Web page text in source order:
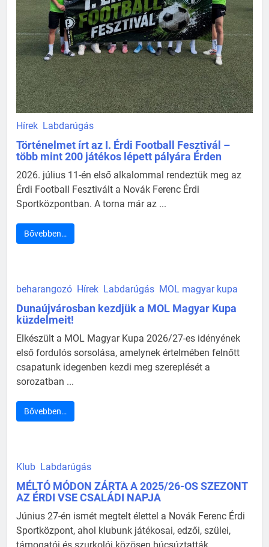
Hírek Labdarúgás
Történelmet írt az I. Érdi Football Fesztivál –
több mint 200 játékos lépett pályára Érden
2026. július 11-én első alkalommal rendeztük meg az
Érdi Football Fesztivált a Novák Ferenc Érdi
Sportközpontban. A torna már az ...
Bővebben…
beharangozó Hírek Labdarúgás MOL magyar kupa
Dunaújvárosban kezdjük a MOL Magyar Kupa
küzdelmeit!
Elkészült a MOL Magyar Kupa 2026/27-es idényének
első fordulós sorsolása, amelynek értelmében felnőtt
csapatunk idegenben kezdi meg szereplését a
sorozatban ...
Bővebben…
Klub Labdarúgás
MÉLTÓ MÓDON ZÁRTA A 2025/26-OS SZEZONT
AZ ÉRDI VSE CSALÁDI NAPJA
Június 27-én ismét megtelt élettel a Novák Ferenc Érdi
Sportközpont, ahol klubunk játékosai, edzői, szülei,